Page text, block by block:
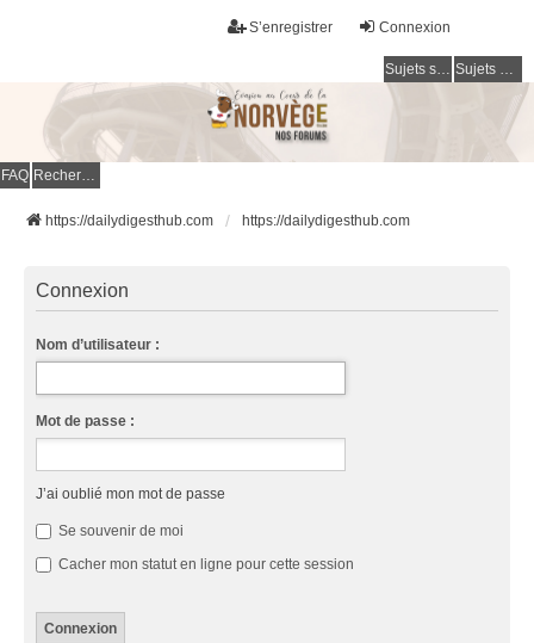
Connexion
S’enregistrer
Sujets sans réponse Sujets actifs
FAQ Rechercher
https://dailydigesthub.com https://dailydigesthub.com
Connexion
Nom d’utilisateur :
Mot de passe :
J’ai oublié mon mot de passe
Se souvenir de moi
Cacher mon statut en ligne pour cette session